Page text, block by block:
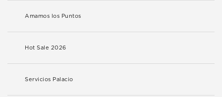
Amamos los Puntos
Hot Sale 2026
Servicios Palacio